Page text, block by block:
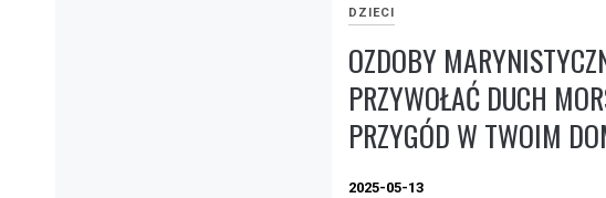
DZIECI
OZDOBY
PRZYWOŁAĆ DUCH
PRZYGÓD W TWOIM
2025-05-13